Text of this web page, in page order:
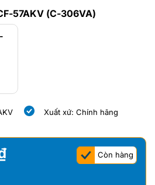
57AKV (C-306VA)
Xuất xứ: Chính hãng
Còn hàng